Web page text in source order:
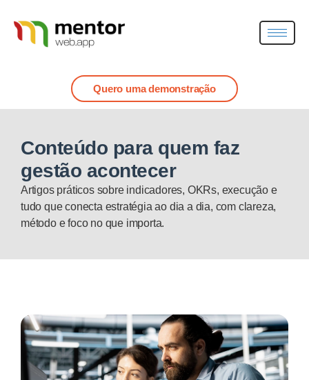
Quero uma demonstração
Conteúdo para quem faz
gestão acontecer
Artigos práticos sobre indicadores, OKRs, execução e
tudo que conecta estratégia ao dia a dia, com clareza,
método e foco no que importa.